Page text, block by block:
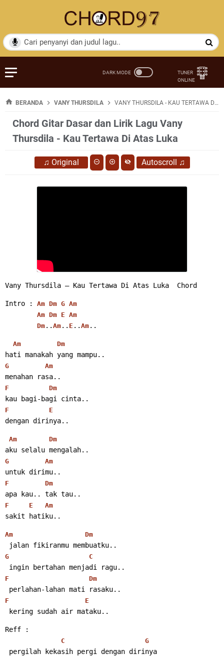
BERANDA VANY THURSDILA VANY THURSDILA - KAU TERTAWA DI ATAS LUKA
Chord Gitar Dasar dan Lirik Lagu Vany
Thursdila - Kau Tertawa Di Atas Luka
♫ Original Autoscroll ♫
Vany Thursdila – Kau Tertawa Di Atas Luka  Chord
Intro : Am Dm G Am
Am Dm E Am
Dm .. Am .. E .. Am ..
Am Dm
hati manakah yang mampu..
G Am
menahan rasa..
F Dm
kau bagi-bagi cinta..
F E
dengan dirinya..
Am Dm
aku selalu mengalah..
G Am
untuk dirimu..
F Dm
apa kau.. tak tau..
F E Am
sakit hatiku..
Am Dm
jalan fikiranmu membuatku..
G C
ingin bertahan menjadi ragu..
F Dm
perlahan-lahan mati rasaku..
F E
kering sudah air mataku..
Reff :
C G
pergilah kekasih pergi dengan dirinya